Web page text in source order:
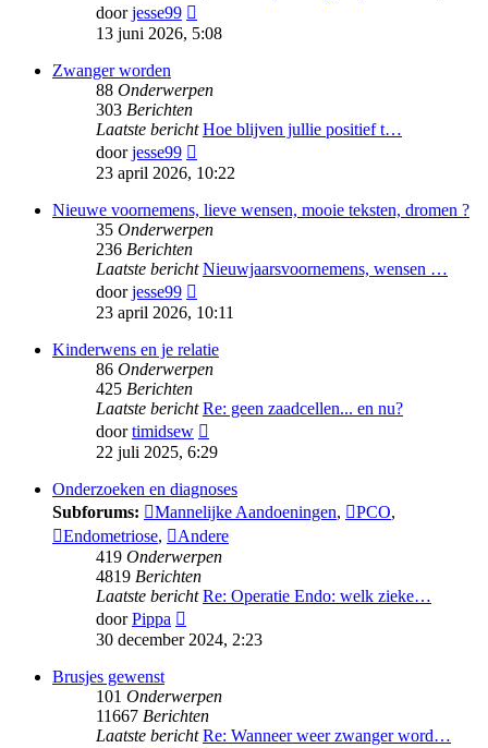
doorjesse99
laatste
13 juni 2026, 5:08
Zwanger worden
88 Onderwerpen
303 Berichten
Laatste bericht Hoe blijven jullie positief t…
doorjesse99
laatste
23 april 2026, 10:22
Nieuwe voornemens, lieve wensen, mooie teksten, dromen ?
35 Onderwerpen
236 Berichten
Laatste bericht Nieuwjaarsvoornemens, wensen …
doorjesse99
laatste
23 april 2026, 10:11
Kinderwens en je relatie
86 Onderwerpen
425 Berichten
Laatste bericht Re: geen zaadcellen... en nu?
doortimidsew
laatste
22 juli 2025, 6:29
Onderzoeken en diagnoses
Subforums:
Mannelijke Aandoeningen, PCO,
Endometriose,
Andere
419 Onderwerpen
4819 Berichten
Laatste bericht Re: Operatie Endo: welk zieke…
doorPippa
laatste
bericht
30 december 2024, 2:23
Brusjes gewenst
101 Onderwerpen
11667 Berichten
Laatste bericht Re: Wanneer weer zwanger word…